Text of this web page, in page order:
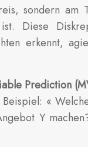
sondern am
erkennt,
Prediction
«
Y